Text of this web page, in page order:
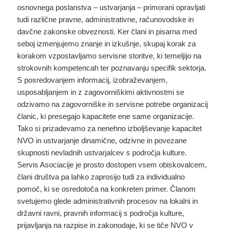
osnovnega poslanstva – ustvarjanja – primorani opravljati
tudi različne pravne, administrativne, računovodske in
davčne zakonske obveznosti. Ker člani in pisarna med
seboj izmenjujemo znanje in izkušnje, skupaj korak za
korakom vzpostavljamo servisne storitve, ki temeljijo na
strokovnih kompetencah ter poznavanju specifik sektorja.
S posredovanjem informacij, izobraževanjem,
usposabljanjem in z zagovorniškimi aktivnostmi se
odzivamo na zagovorniške in servisne potrebe organizacij
članic, ki presegajo kapacitete ene same organizacije.
Tako si prizadevamo za nenehno izboljševanje kapacitet
NVO in ustvarjanje dinamične, odzivne in povezane
skupnosti nevladnih ustvarjalcev s področja kulture.
Servis Asociacije je prosto dostopen vsem obiskovalcem,
člani društva pa lahko zaprosijo tudi za individualno
pomoč, ki se osredotoča na konkreten primer. Članom
svetujemo glede administrativnih procesov na lokalni in
državni ravni, pravnih informacij s področja kulture,
prijavljanja na razpise in zakonodaje, ki se tiče NVO v